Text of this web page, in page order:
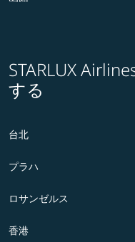
STARLUX
する
台北
プラハ
ロサンゼルス
香港